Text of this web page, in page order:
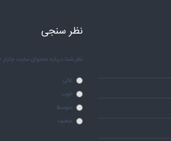
نظر سنجی
نظر شما درباره محتوای سایت چارتر 2020 چیست؟
عالی
خوب
متوسط
ضعیف